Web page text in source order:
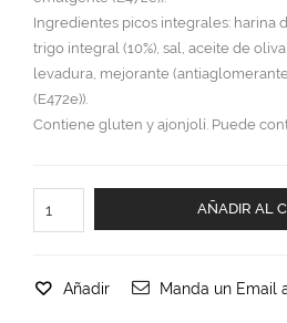
Ingredientes picos integrales: harina
trigo integral (10%), sal, aceite de oliva
levadura, mejorante
(E472e)).
Contiene gluten y ajonjolí. Puede
AÑADIR AL
Añadir Manda un Email